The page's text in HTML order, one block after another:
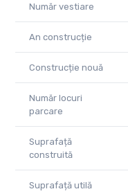
Număr vestiare
An construcție
Construcție nouă
Număr locuri
parcare
Suprafață
construită
Suprafață utilă